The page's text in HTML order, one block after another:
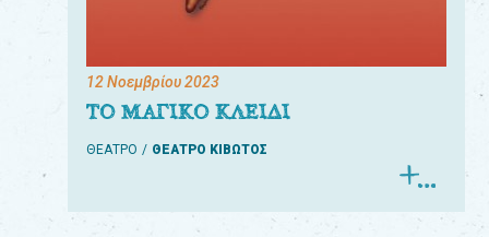
12 Νοεμβρίου 2023
ΤΟ ΜΑΓΙΚΟ ΚΛΕΙΔΙ
ΘΕΑΤΡΟ ΘΕΑΤΡΟ ΚΙΒΩΤΟΣ